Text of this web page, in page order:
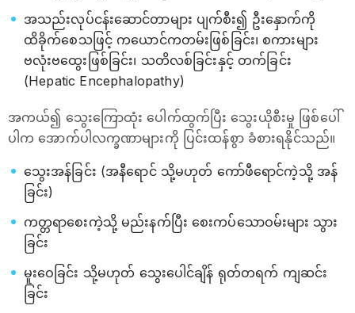
အသည်းလုပ်ငန်းဆောင်တာများ ပျက်စီး၍ ဦးနှောက်ကို
ထိခိုက်စေသဖြင့် ကယောင်ကတမ်းဖြစ်ခြင်း၊ စကားများ
ဗလုံးဗထွေးဖြစ်ခြင်း၊ သတိလစ်ခြင်းနှင့် တက်ခြင်း
(Hepatic Encephalopathy)
အကယ်၍ သွေးကြောထုံး ပေါက်ထွက်ပြီး သွေးယိုစီးမှု ဖြစ်ပေါ်
ပါက အောက်ပါလက္ခဏာများကို ပြင်းထန်စွာ ခံစားရနိုင်သည်။
သွေးအန်ခြင်း (အနီရောင် သို့မဟုတ် ကော်ဖီရောင်ကဲ့သို့ အန်
ခြင်း)
ကတ္တရာစေးကဲ့သို့ မည်းနက်ပြီး စေးကပ်သောဝမ်းများ သွား
ခြင်း
မူးဝေခြင်း သို့မဟုတ် သွေးပေါင်ချိန် ရုတ်တရက် ကျဆင်း
ခြင်း